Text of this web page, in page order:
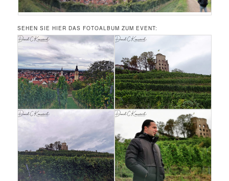
SEHEN SIE HIER DAS FOTOALBUM ZUM EVENT: